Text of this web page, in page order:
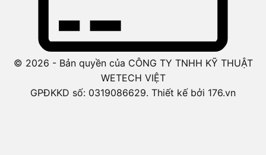
© 2026 - Bản quyền của CÔNG TY TNHH KỸ THUẬT
WETECH VIỆT
GPĐKKD số: 0319086629. Thiết kế bởi 176.vn